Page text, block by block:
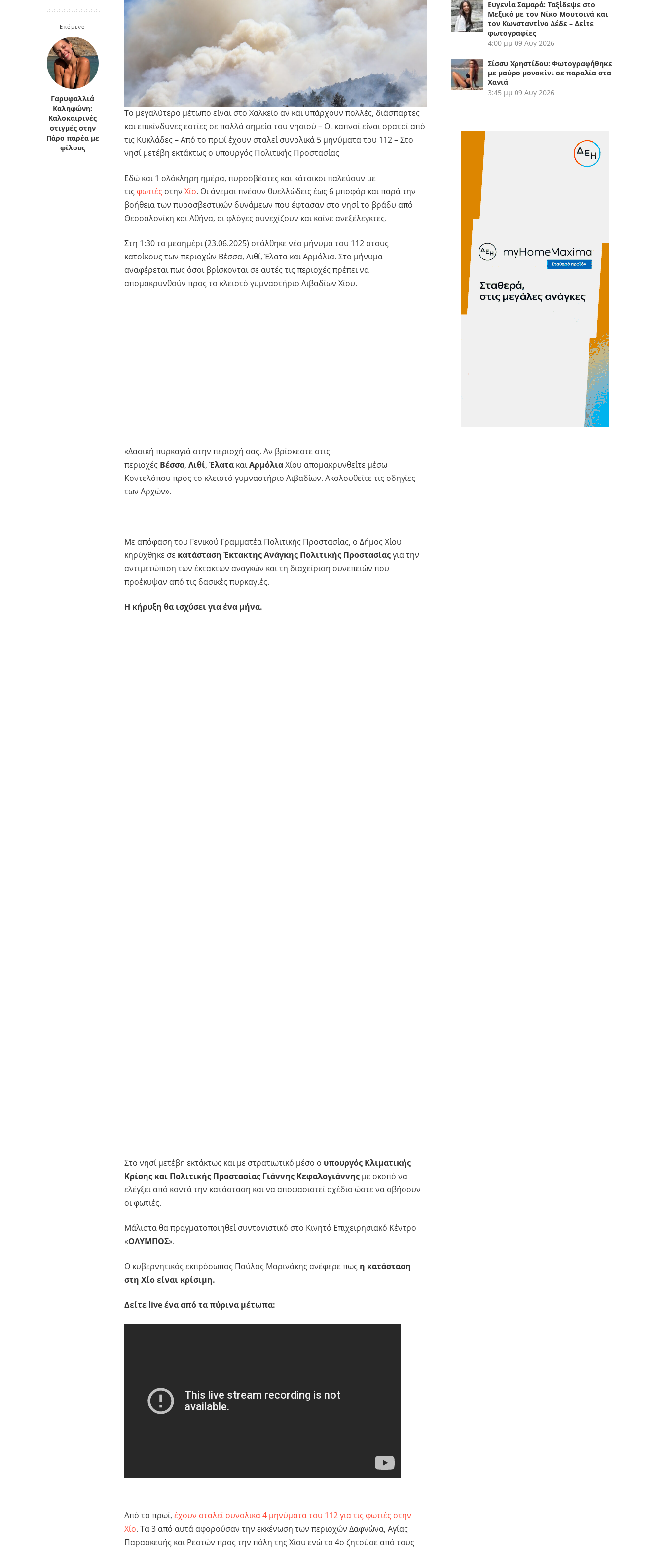
Κρήτη
Κυκλάδες
Πελοπόννησος
Πελοπόννησος
Επόμενο
Γαρυφαλλιά
Καληφώνη:
Καλοκαιρινές
στιγμές στην
Πάρο παρέα με
φίλους
Το μεγαλύτερο μέτωπο είναι στο Χαλκείο αν και υπάρχουν πολλές, διάσπαρτες
και επικίνδυνες εστίες σε πολλά σημεία του νησιού – Οι καπνοί είναι ορατοί από
τις Κυκλάδες – Από το πρωί έχουν σταλεί συνολικά 5 μηνύματα του 112 – Στο
νησί μετέβη εκτάκτως ο υπουργός Πολιτικής Προστασίας
Εδώ και 1 ολόκληρη ημέρα, πυροσβέστες και κάτοικοι παλεύουν με
τις φωτιές στην Χίο. Οι άνεμοι πνέουν θυελλώδεις έως 6 μποφόρ και παρά την
βοήθεια των πυροσβεστικών δυνάμεων που έφτασαν στο νησί το βράδυ από
Θεσσαλονίκη και Αθήνα, οι φλόγες συνεχίζουν και καίνε ανεξέλεγκτες.
Στη 1:30 το μεσημέρι (23.06.2025) στάλθηκε νέο μήνυμα του 112 στους
κατοίκους των περιοχών Βέσσα, Λιθί, Έλατα και Αρμόλια. Στο μήνυμα
αναφέρεται πως όσοι βρίσκονται σε αυτές τις περιοχές πρέπει να
απομακρυνθούν προς το κλειστό γυμναστήριο Λιβαδίων Χίου.
«Δασική πυρκαγιά στην περιοχή σας. Αν βρίσκεστε στις
περιοχές Βέσσα, Λιθί, Έλατα καιΑρμόλιαΧίου απομακρυνθείτε μέσω
Κοντελόπου προς το κλειστό γυμναστήριο Λιβαδίων. Ακολουθείτε τις οδηγίες
των Αρχών».
Με απόφαση του Γενικού Γραμματέα Πολιτικής Προστασίας, ο Δήμος Χίου
κηρύχθηκε σε κατάσταση Έκτακτης Ανάγκης Πολιτικής Προστασίαςγια την
αντιμετώπιση των έκτακτων αναγκών και τη διαχείριση συνεπειών που
προέκυψαν από τις δασικές πυρκαγιές.
Η κήρυξη θα ισχύσει για ένα μήνα.
Στο νησί μετέβη εκτάκτως και με στρατιωτικό μέσο ο υπουργός Κλιματικής
Κρίσης και Πολιτικής Προστασίας Γιάννης Κεφαλογιάννης με σκοπό να
ελέγξει από κοντά την κατάσταση και να αποφασιστεί σχέδιο ώστε να σβήσουν
οι φωτιές.
Μάλιστα θα πραγματοποιηθεί συντονιστικό στο Κινητό Επιχειρησιακό Κέντρο
«ΟΛΥΜΠΟΣ».
Ο κυβερνητικός εκπρόσωπος Παύλος Μαρινάκης ανέφερε πως η κατάσταση
στη Χίο είναι κρίσιμη.
Δείτε live ένα από τα πύρινα μέτωπα:
Από το πρωί, έχουν σταλεί συνολικά 4 μηνύματα του 112 για τις φωτιές στην
Χίο. Τα 3 από αυτά αφορούσαν την εκκένωση των περιοχών Δαφνώνα, Αγίας
Παρασκευής και Ρεστών προς την πόλη της Χίου ενώ το 4ο ζητούσε από τους
Ευγενία Σαμαρά: Ταξίδεψε στο
Μεξικό με τον Νίκο Μουτσινά και
τον Κωνσταντίνο Δέδε – Δείτε
φωτογραφίες
4:00 μμ 09 Αυγ 2026
Σίσσυ Χρηστίδου: Φωτογραφήθηκε
με μαύρο μονοκίνι σε παραλία στα
Χανιά
3:45 μμ 09 Αυγ 2026